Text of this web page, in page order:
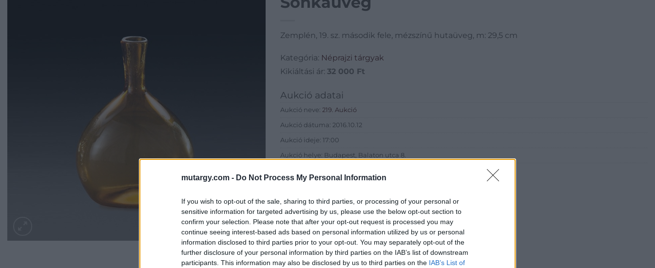
mutargy.com - Do Not Process My Personal Information
If you wish to opt-out of the sale, sharing to third parties, or processing of your personal or
sensitive information for targeted advertising by us, please use the below opt-out section to
confirm your selection. Please note that after your opt-out request is processed you may
continue seeing interest-based ads based on personal information utilized by us or personal
information disclosed to third parties prior to your opt-out. You may separately opt-out of the
further disclosure of your personal information by third parties on the IAB’s list of downstream
participants. This information may also be disclosed by us to third parties on the IAB’s List of
Zemplén, 19. sz. második fele, mézszínű hutaüveg, m: 29,5 cm
Kategória: Néprajzi tárgyak
Kikiáltási ár: 32 000 Ft
Aukció adatai
Aukció neve: 219. Aukció
Aukció dátuma: 2016.10.12
Aukció ideje: 17:00
Aukció helye: Budapest, Balaton utca 8.
Eladó adatai
Eladó:Nagyházi Galéria és Aukciósház
Cím: Müller Márta
Nagyházi Galéria és Aukciósház Kft.
1055 Budapest, Balaton utca 8.
Telefon: +361 475 6000 +361 4756005